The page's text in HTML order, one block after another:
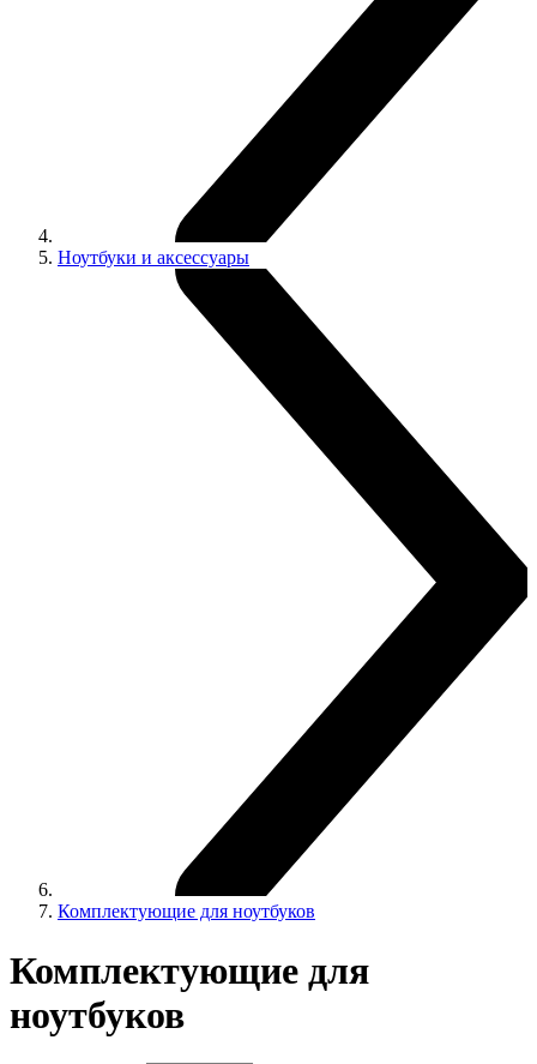
Ноутбуки и аксессуары
Комплектующие для ноутбуков
Комплектующие для
ноутбуков